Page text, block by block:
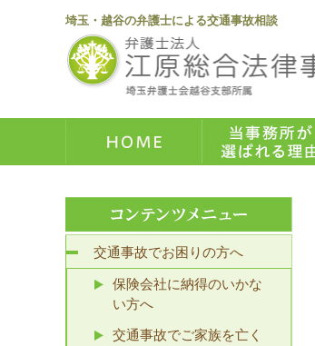
埼玉・越谷の弁護士による交通事故相談
交通事故でお困りの方へ
保険会社に納得のいかな
い方へ
交通事故でご家族を亡く